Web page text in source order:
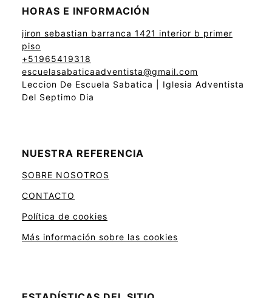
HORAS E INFORMACIÓN
jiron sebastian barranca 1421 interior b primer
piso
+51965419318
escuelasabaticaadventista@gmail.com
Leccion De Escuela Sabatica | Iglesia Adventista
Del Septimo Dia
NUESTRA REFERENCIA
SOBRE NOSOTROS
CONTACTO
Política de cookies
Más información sobre las cookies